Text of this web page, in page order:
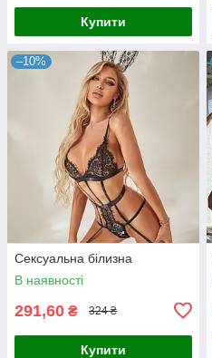
Купити
–10%
Сексуальна білизна
В наявності
291,60 ₴ 324 ₴
Купити